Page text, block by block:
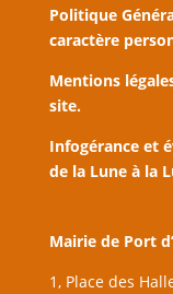
Politique
caractère
Mentions
site.
Infogérance et
de la Lune à la
Mairie de Port
1, Place des